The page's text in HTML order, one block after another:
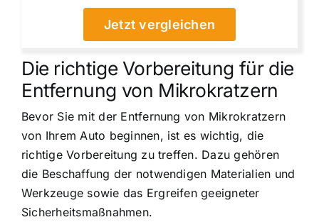
Jetzt vergleichen
Die richtige Vorbereitung für die
Entfernung von Mikrokratzern
Bevor Sie mit der Entfernung von Mikrokratzern
von Ihrem Auto beginnen, ist es wichtig, die
richtige Vorbereitung zu treffen. Dazu gehören
die Beschaffung der notwendigen Materialien und
Werkzeuge sowie das Ergreifen geeigneter
Sicherheitsmaßnahmen.